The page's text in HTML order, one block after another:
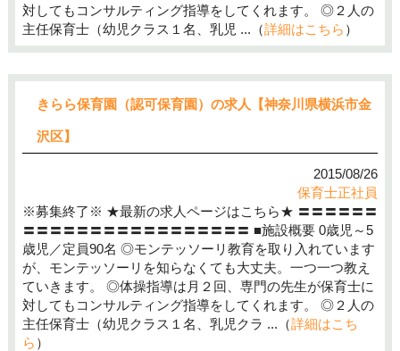
対してもコンサルティング指導をしてくれます。 ◎２人の
主任保育士（幼児クラス１名、乳児 ...（詳細はこちら ）
きらら保育園（認可保育園）の求人【神奈川県横浜市金
沢区】
2015/08/26
保育士正社員
※募集終了※ ★最新の求人ページはこちら★ 〓〓〓〓〓〓
〓〓〓〓〓〓〓〓〓〓〓〓〓〓〓〓〓 ■施設概要 0歳児～5
歳児／定員90名 ◎モンテッソーリ教育を取り入れています
が、モンテッソーリを知らなくても大丈夫。一つ一つ教え
ていきます。 ◎体操指導は月２回、専門の先生が保育士に
対してもコンサルティング指導をしてくれます。 ◎２人の
主任保育士（幼児クラス１名、乳児クラ ...（詳細はこち
ら ）